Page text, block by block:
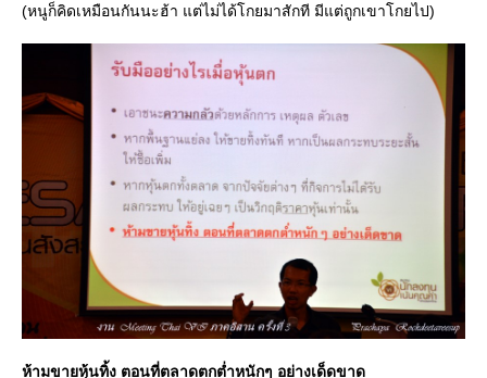
(หนูก็คิดเหมือนกันนะฮ้า แต่ไม่ได้โกยมาสักที มีแต่ถูกเขาโกยไป)
ห้ามขายหุ้นทิ้ง ตอนที่ตลาดตกต่ำหนักๆ อย่างเด็ดขาด